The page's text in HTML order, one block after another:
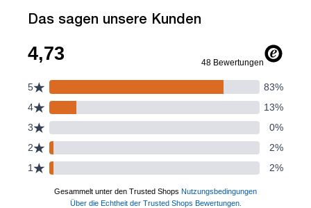
Das sagen unsere Kunden